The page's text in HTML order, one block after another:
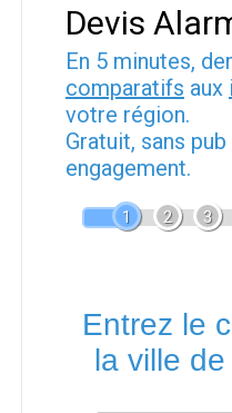
Devis
En 5 minutes,
comparatifs aux
votre région.
Gratuit, sans
engagement.
1 2 3
Entrez le
la ville